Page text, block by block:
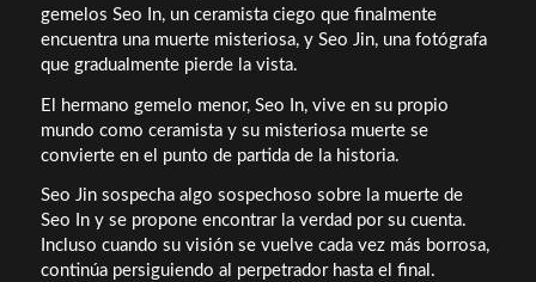
gemelos Seo In, un ceramista ciego que finalmente
encuentra una muerte misteriosa, y Seo Jin, una fotógrafa
que gradualmente pierde la vista.
El hermano gemelo menor, Seo In, vive en su propio
mundo como ceramista y su misteriosa muerte se
convierte en el punto de partida de la historia.
Seo Jin sospecha algo sospechoso sobre la muerte de
Seo In y se propone encontrar la verdad por su cuenta.
Incluso cuando su visión se vuelve cada vez más borrosa,
continúa persiguiendo al perpetrador hasta el final.